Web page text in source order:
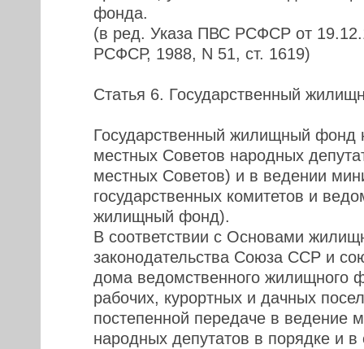
фонда.
(в ред. Указа ПВС РСФСР от
РСФСР, 1988, N 51, ст. 1619)
Статья 6. Государственный
Государственный жилищный фонд
местных Советов народных
местных Советов) и в ведении
государственных комитетов и
жилищный фонд).
В соответствии с Основами
законодательства Союза ССР и
дома ведомственного жилищного
рабочих, курортных и дачных
постепенной передаче в ведение
народных депутатов в порядке и в